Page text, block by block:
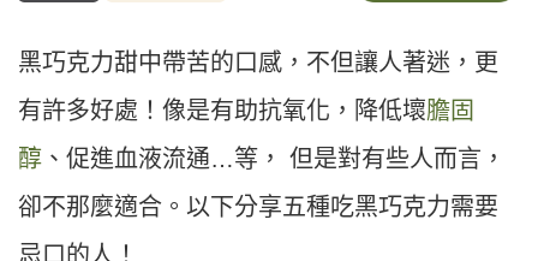
黑巧克力甜中帶苦的口感，不但讓人著迷，更
有許多好處！像是有助抗氧化，降低壞膽固
醇 、促進血液流通…等， 但是對有些人而言，
卻不那麼適合。以下分享五種吃黑巧克力需要
忌口的人！